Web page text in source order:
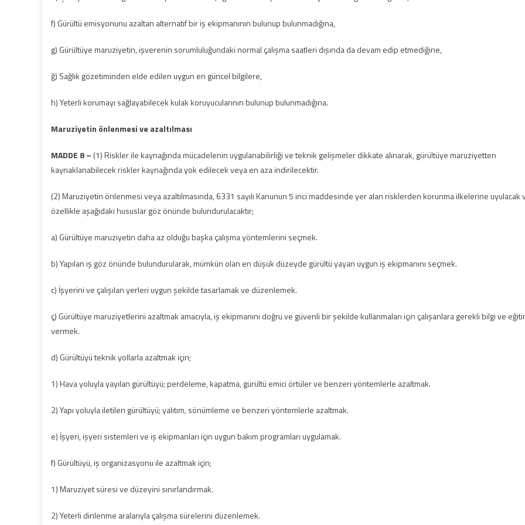
f) Gürültü emisyonunu azaltan alternatif bir iş ekipmanının bulunup bulunmadığına,
g) Gürültüye maruziyetin, işverenin sorumluluğundaki normal çalışma saatleri dışında da devam edip etmediğine,
ğ) Sağlık gözetiminden elde edilen uygun en güncel bilgilere,
h) Yeterli korumayı sağlayabilecek kulak koruyucularının bulunup bulunmadığına.
Maruziyetin önlenmesi ve azaltılması
MADDE 8 – (1) Riskler ile kaynağında mücadelenin uygulanabilirliği ve teknik gelişmeler dikkate alınarak, gürültüye maruziyetten
kaynaklanabilecek riskler kaynağında yok edilecek veya en aza indirilecektir.
(2) Maruziyetin önlenmesi veya azaltılmasında, 6331 sayılı Kanunun 5 inci maddesinde yer alan risklerden korunma ilkelerine uyulacak
özellikle aşağıdaki hususlar göz önünde bulundurulacaktır;
a) Gürültüye maruziyetin daha az olduğu başka çalışma yöntemlerini seçmek.
b) Yapılan iş göz önünde bulundurularak, mümkün olan en düşük düzeyde gürültü yayan uygun iş ekipmanını seçmek.
c) İşyerini ve çalışılan yerleri uygun şekilde tasarlamak ve düzenlemek.
ç) Gürültüye maruziyetlerini azaltmak amacıyla, iş ekipmanını doğru ve güvenli bir şekilde kullanmaları için çalışanlara gerekli bilgi ve
vermek.
d) Gürültüyü teknik yollarla azaltmak için;
1) Hava yoluyla yayılan gürültüyü; perdeleme, kapatma, gürültü emici örtüler ve benzeri yöntemlerle azaltmak.
2) Yapı yoluyla iletilen gürültüyü; yalıtım, sönümleme ve benzeri yöntemlerle azaltmak.
e) İşyeri, işyeri sistemleri ve iş ekipmanları için uygun bakım programları uygulamak.
f) Gürültüyü, iş organizasyonu ile azaltmak için;
1) Maruziyet süresi ve düzeyini sınırlandırmak.
2) Yeterli dinlenme aralarıyla çalışma sürelerini düzenlemek.